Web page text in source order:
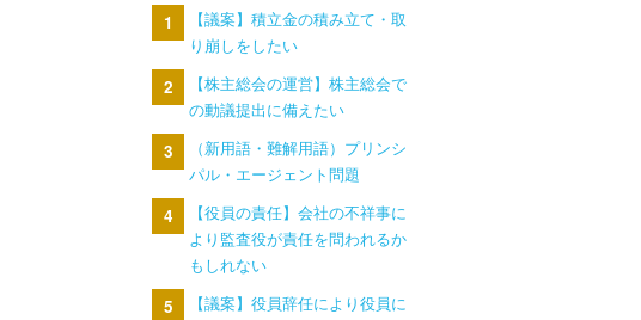
【議案】積立金の積み立て・取
り崩しをしたい
【株主総会の運営】株主総会で
の動議提出に備えたい
（新用語・難解用語）プリンシ
パル・エージェント問題
【役員の責任】会社の不祥事に
より監査役が責任を問われるか
もしれない
【議案】役員辞任により役員に